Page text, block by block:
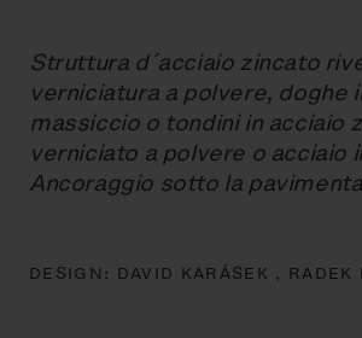
Struttura d´acciaio zincato
verniciatura a polvere, doghe
massiccio o tondini in acciaio
verniciato a polvere o acciaio
Ancoraggio sotto la
DESIGN: DAVID KARÁSEK , RADEK